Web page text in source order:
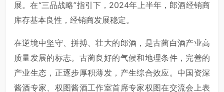
展。在“三品战略”指引下，2024年上半年，郎酒经销商
库存基本良性，经销商发展稳定。
在逆境中坚守、拼搏、壮大的郎酒，是古蔺白酒产业高
质量发展的标志。古蔺良好的气候和地理条件，完善的
产业生态，正逐步厚积薄发，产生综合效应。中国资深
酱酒专家、权图酱酒工作室首席专家权图在交流会上表